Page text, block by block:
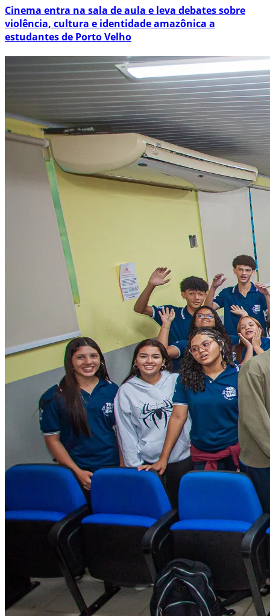
Cinema entra na sala de aula e leva debates sobre
violência, cultura e identidade amazônica a
estudantes de Porto Velho